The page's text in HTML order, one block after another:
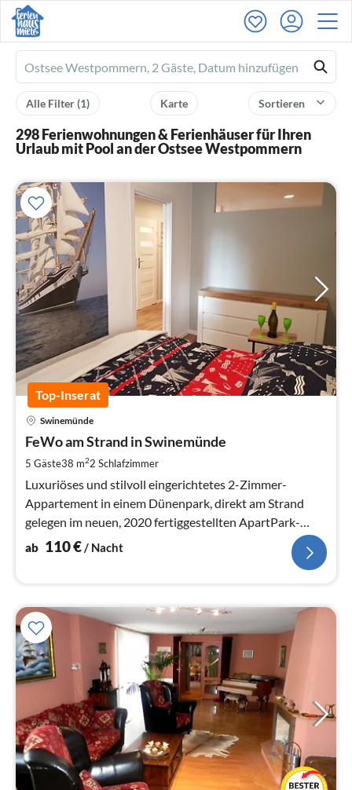
Ferienhausmiete
logo
Sortieren
Karte
Alle Filter(1)
298 Ferienwohnungen & Ferienhäuser für Ihren
Urlaub mit Pool an der Ostsee Westpommern
Top-Inserat
Swinemünde
FeWo am Strand in Swinemünde
5 Gäste38 m22 Schlafzimmer
Luxuriöses und stilvoll eingerichtetes 2-Zimmer-
Appartement in einem Dünenpark, direkt am Strand
gelegen im neuen, 2020 fertiggestellten ApartPark-
Komplex.
ab 110€/ Nacht